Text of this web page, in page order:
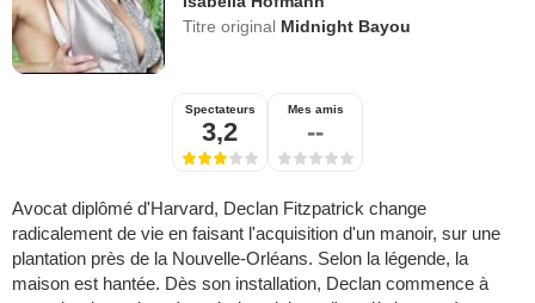
Titre original Midnight Bayou
Spectateurs
3,2
Mes amis
--
Avocat diplômé d'Harvard, Declan Fitzpatrick change
radicalement de vie en faisant l'acquisition d'un manoir, sur une
plantation près de la Nouvelle-Orléans. Selon la légende, la
maison est hantée. Dès son installation, Declan commence à